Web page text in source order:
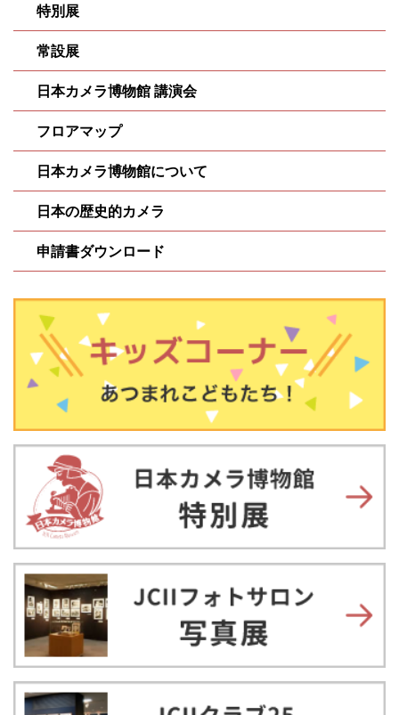
特別展
常設展
日本カメラ博物館 講演会
フロアマップ
日本カメラ博物館について
日本の歴史的カメラ
申請書ダウンロード